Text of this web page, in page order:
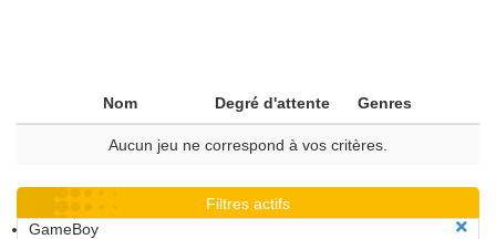
Nom Degré d'attente Genres
Aucun jeu ne correspond à vos critères.
Filtres actifs
GameBoy